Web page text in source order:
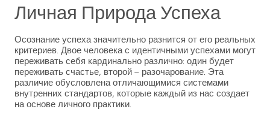
Личная Природа Успеха
Осознание успеха значительно разнится от его реальных
критериев. Двое человека с идентичными успехами могут
переживать себя кардинально различно: один будет
переживать счастье, второй – разочарование. Эта
различие обусловлена отличающимися системами
внутренних стандартов, которые каждый из нас создает
на основе личного практики.